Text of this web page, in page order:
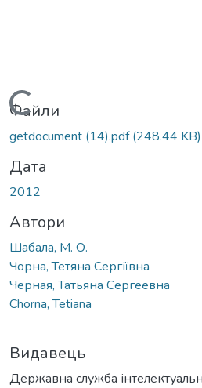
Вантажиться...
Файли
getdocument (14).pdf(248.44 KB)
Дата
2012
Автори
Шабала, М. О.
Чорна, Тетяна Сергіївна
Черная, Татьяна Сергеевна
Chorna, Tetiana
Видавець
Державна служба